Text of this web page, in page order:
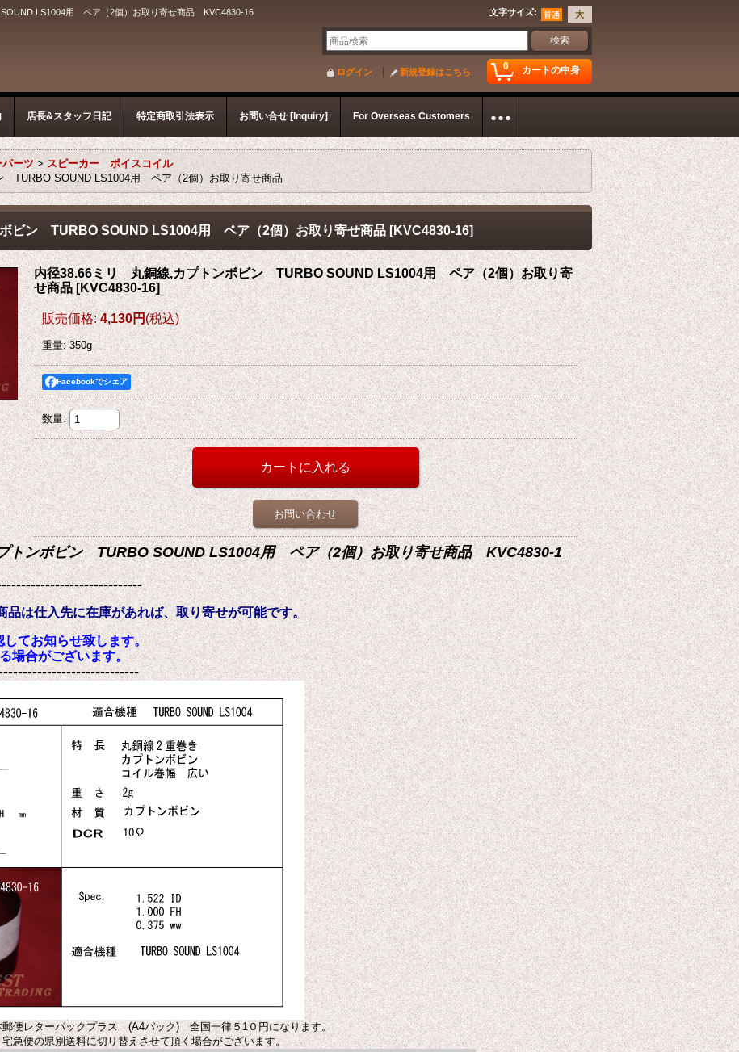
LS1004用 ペア（2個）お取り寄せ商品 KVC4830-16 文字サイズ:
0 カートの中身
ログイン 新規登録はこちら
店長&スタッフ日記 特定商取引法表示 お問い合せ [Inquiry] For Overseas Customers
ーツ > スピーカー ボイスコイル
TURBO SOUND LS1004用 ペア（2個）お取り寄せ商品
ビン TURBO SOUND LS1004用 ペア（2個）お取り寄せ商品 [KVC4830-16]
内径38.66ミリ 丸銅線,カプトンボビン TURBO SOUND LS1004用 ペア（2個）お取り寄
せ商品 [KVC4830-16]
販売価格: 4,130円(税込)
重量:350g
Facebookでシェア
数量:
お問い合わせ
トンボビン TURBO SOUND LS1004用 ペア（2個）お取り寄せ商品 KVC4830-1
は仕入先に在庫があれば、取り寄せが可能です。
てお知らせ致します。
場合がございます。
便レターパックプラス (A4パック) 全国一律５1０円になります。
急便の県別送料に切り替えさせて頂く場合がございます。